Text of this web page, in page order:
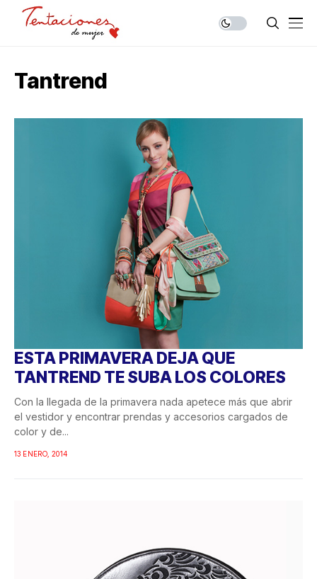
Tantrend
ESTA PRIMAVERA DEJA QUE
TANTREND TE SUBA LOS COLORES
Con la llegada de la primavera nada apetece más que abrir
el vestidor y encontrar prendas y accesorios cargados de
color y de...
13 ENERO, 2014